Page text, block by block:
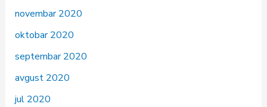
novembar 2020
oktobar 2020
septembar 2020
avgust 2020
jul 2020